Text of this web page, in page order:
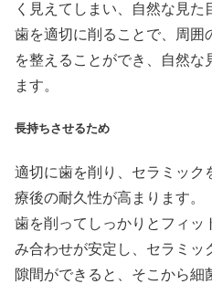
く見えてしまい、自然な見た
歯を適切に削ることで、周囲
を整えることができ、自然な
ます。
長持ちさせるため
適切に歯を削り、セラミッ
療後の耐久性が高まります。
歯を削ってしっかりとフィ
み合わせが安定し、セラミッ
隙間ができると、そこから